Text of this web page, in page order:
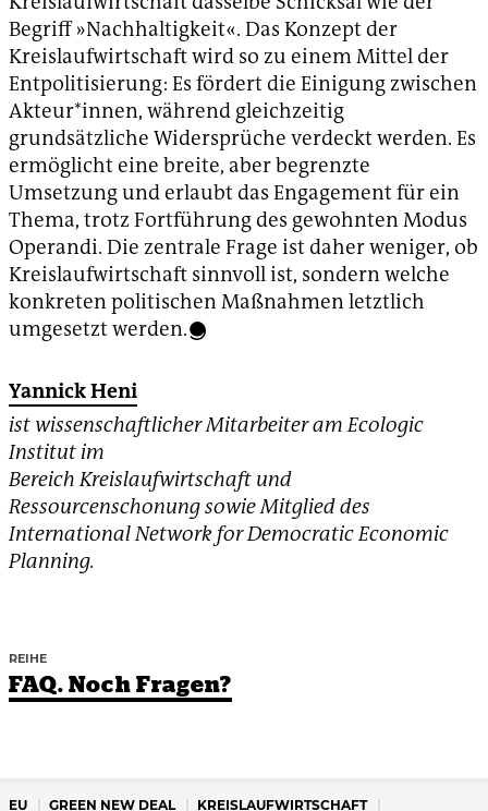
Begriff »Nachhaltigkeit«. Das Konzept der
Kreislaufwirtschaft wird so zu einem Mittel der
Entpolitisierung: Es fördert die Einigung zwischen
Akteur*innen, während gleichzeitig
grundsätzliche Widersprüche verdeckt werden. Es
ermöglicht eine breite, aber begrenzte
Umsetzung und erlaubt das Engagement für ein
Thema, trotz Fortführung des gewohnten Modus
Operandi. Die zentrale Frage ist daher weniger, ob
Kreislaufwirtschaft sinnvoll ist, sondern welche
konkreten politischen Maßnahmen letztlich
umgesetzt werden.
Yannick Heni
ist wissenschaftlicher Mitarbeiter am Ecologic
Institut im
Bereich Kreislaufwirtschaft und
Ressourcenschonung sowie Mitglied des
International Network for Democratic Economic
Planning.
REIHE
FAQ. Noch Fragen?
EU GREEN NEW DEAL KREISLAUFWIRTSCHAFT